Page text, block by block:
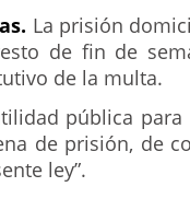
La prisión
de fin de
de la multa.
pública para
de prisión, de
ley”.